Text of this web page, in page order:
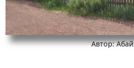
Автор: Абай